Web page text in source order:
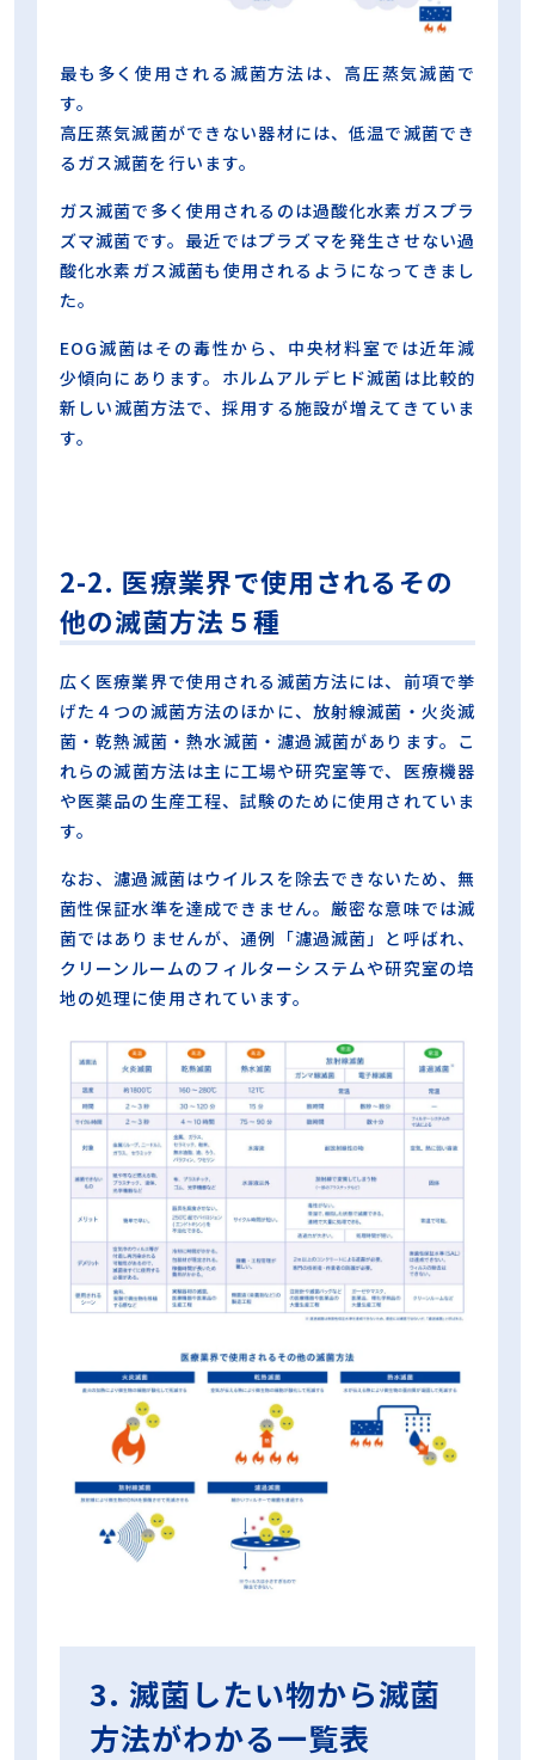
最も多く使用される滅菌方法は、高圧蒸気滅菌で
す。
高圧蒸気滅菌ができない器材には、低温で滅菌でき
るガス滅菌を行います。
ガス滅菌で多く使用されるのは過酸化水素ガスプラ
ズマ滅菌です。最近ではプラズマを発生させない過
酸化水素ガス滅菌も使用されるようになってきまし
た。
EOG滅菌はその毒性から、中央材料室では近年減
少傾向にあります。ホルムアルデヒド滅菌は比較的
新しい滅菌方法で、採用する施設が増えてきていま
す。
2-2. 医療業界で使用されるその
他の滅菌方法５種
広く医療業界で使用される滅菌方法には、前項で挙
げた４つの滅菌方法のほかに、放射線滅菌・火炎滅
菌・乾熱滅菌・熱水滅菌・濾過滅菌があります。こ
れらの滅菌方法は主に工場や研究室等で、医療機器
や医薬品の生産工程、試験のために使用されていま
す。
なお、濾過滅菌はウイルスを除去できないため、無
菌性保証水準を達成できません。厳密な意味では滅
菌ではありませんが、通例「濾過滅菌」と呼ばれ、
クリーンルームのフィルターシステムや研究室の培
地の処理に使用されています。
3. 滅菌したい物から滅菌
方法がわかる一覧表